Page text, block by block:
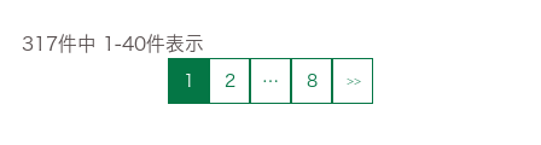
317件中 1 -40件表示
1 2 … 8